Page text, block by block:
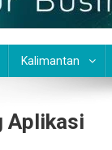
Kalimantan
Aplikasi